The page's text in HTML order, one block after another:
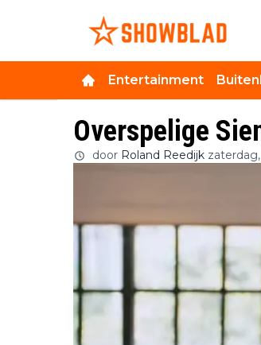
Entertainment
Overspelige
door Roland Reedijk